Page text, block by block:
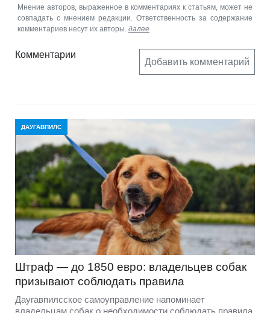
Мнение авторов, выраженное в комментариях к статьям, может не
совпадать с мнением редакции. Ответственность за содержание
комментариев несут их авторы. далее
Комментарии
Добавить комментарий
ДАУГАВПИЛС
Штраф — до 1850 евро: владельцев собак
призывают соблюдать правила
Даугавпилсское самоуправление напоминает